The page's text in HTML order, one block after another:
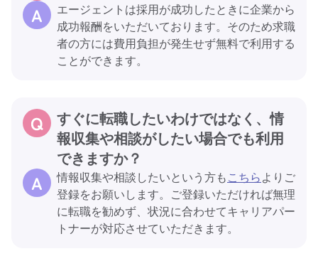
エージェントは採用が成功したときに企業から
成功報酬をいただいております。そのため求職
者の方には費用負担が発生せず無料で利用する
ことができます。
すぐに転職したいわけではなく、情
報収集や相談がしたい場合でも利用
できますか？
情報収集や相談したいという方もこちらよりご
登録をお願いします。ご登録いただければ無理
に転職を勧めず、状況に合わせてキャリアパー
トナーが対応させていただきます。